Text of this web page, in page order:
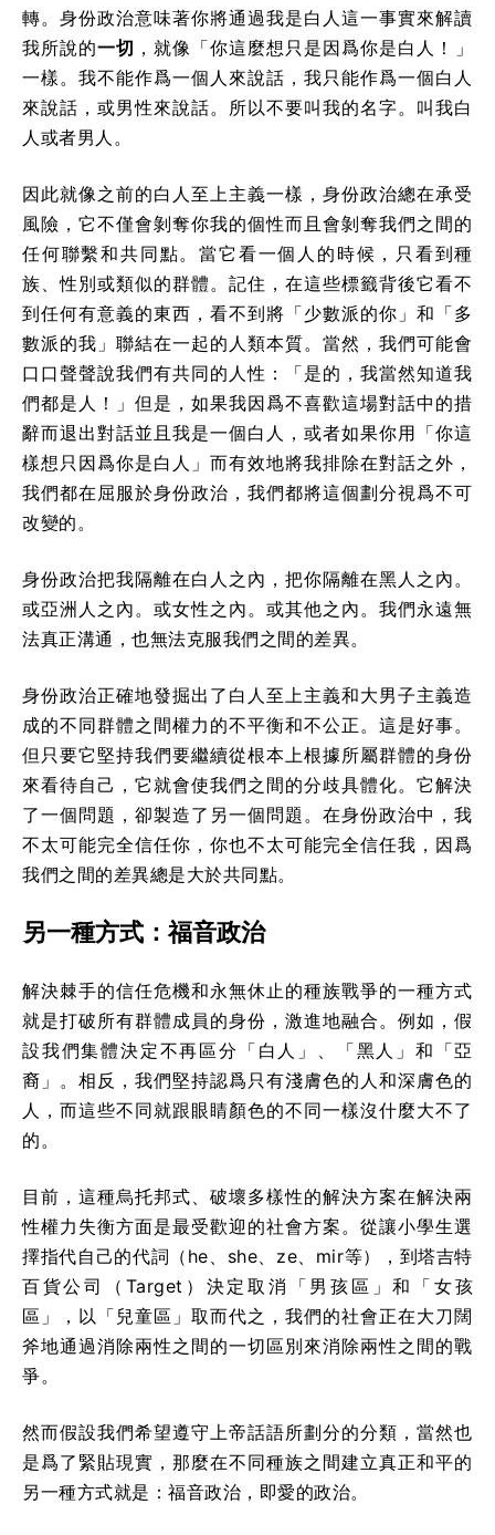
轉。身份政治意味著你將通過我是白人這一事實來解讀
我所說的一切 ，就像「你這麼想只是因爲你是白人！」
一樣。我不能作爲一個人來說話，我只能作爲一個白人
來說話，或男性來說話。所以不要叫我的名字。叫我白
人或者男人。
因此就像之前的白人至上主義一樣，身份政治總在承受
風險，它不僅會剝奪你我的個性而且會剝奪我們之間的
任何聯繫和共同點。當它看一個人的時候，只看到種
族、性別或類似的群體。記住，在這些標籤背後它看不
到任何有意義的東西，看不到將「少數派的你」和「多
數派的我」聯結在一起的人類本質。當然，我們可能會
口口聲聲說我們有共同的人性：「是的，我當然知道我
們都是人！」但是，如果我因爲不喜歡這場對話中的措
辭而退出對話並且我是一個白人，或者如果你用「你這
樣想只因爲你是白人」而有效地將我排除在對話之外，
我們都在屈服於身份政治，我們都將這個劃分視爲不可
改變的。
身份政治把我隔離在白人之內，把你隔離在黑人之內。
或亞洲人之內。或女性之內。或其他之內。我們永遠無
法真正溝通，也無法克服我們之間的差異。
身份政治正確地發掘出了白人至上主義和大男子主義造
成的不同群體之間權力的不平衡和不公正。這是好事。
但只要它堅持我們要繼續從根本上根據所屬群體的身份
來看待自己，它就會使我們之間的分歧具體化。它解決
了一個問題，卻製造了另一個問題。在身份政治中，我
不太可能完全信任你，你也不太可能完全信任我，因爲
我們之間的差異總是大於共同點。
另一種方式：福音政治
解決棘手的信任危機和永無休止的種族戰爭的一種方式
就是打破所有群體成員的身份，激進地融合。例如，假
設我們集體決定不再區分「白人」、「黑人」和「亞
裔」。相反，我們堅持認爲只有淺膚色的人和深膚色的
人，而這些不同就跟眼睛顏色的不同一樣沒什麼大不了
的。
目前，這種烏托邦式、破壞多樣性的解決方案在解決兩
性權力失衡方面是最受歡迎的社會方案。從讓小學生選
擇指代自己的代詞（he、she、ze、mir等），到塔吉特
百貨公司（Target）決定取消「男孩區」和「女孩
區」，以「兒童區」取而代之，我們的社會正在大刀闊
斧地通過消除兩性之間的一切區別來消除兩性之間的戰
爭。
然而假設我們希望遵守上帝話語所劃分的分類，當然也
是爲了緊貼現實，那麼在不同種族之間建立真正和平的
另一種方式就是：福音政治，即愛的政治。